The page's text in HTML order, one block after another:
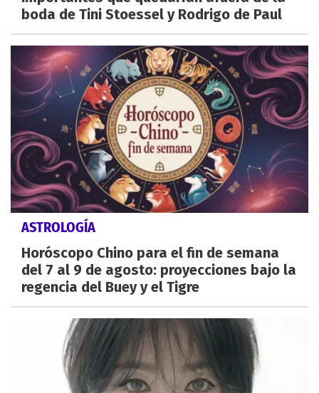
boda de Tini Stoessel y Rodrigo de Paul
ASTROLOGÍA
Horóscopo Chino para el fin de semana
del 7 al 9 de agosto: proyecciones bajo la
regencia del Buey y el Tigre